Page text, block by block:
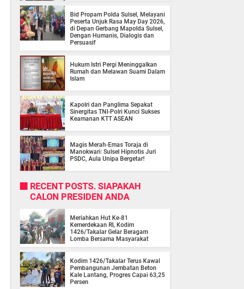
Bid Propam Polda Sulsel, Melayani
Peserta Unjuk Rasa May Day 2026,
di Depan Gerbang Mapolda Sulsel,
Dengan Humanis, Dialogis dan
Persuasif
Hukum Istri Pergi Meninggalkan
Rumah dan Melawan Suami Dalam
Islam
Kapolri dan Panglima Sepakat
Sinergitas TNI-Polri Kunci Sukses
Keamanan KTT ASEAN
Magis Merah-Emas Toraja di
Manokwari: Sulsel Hipnotis Juri
PSDC, Aula Unipa Bergetar!
RECENT POSTS. SIAPAKAH
CALON PRESIDEN ANDA
Meriahkan Hut Ke-81
Kemerdekaan RI, Kodim
1426/Takalar Gelar Beragam
Lomba Bersama Masyarakat
Kodim 1426/Takalar Terus Kawal
Pembangunan Jembatan Beton
Kale Lantang, Progres Capai 63,25
Persen